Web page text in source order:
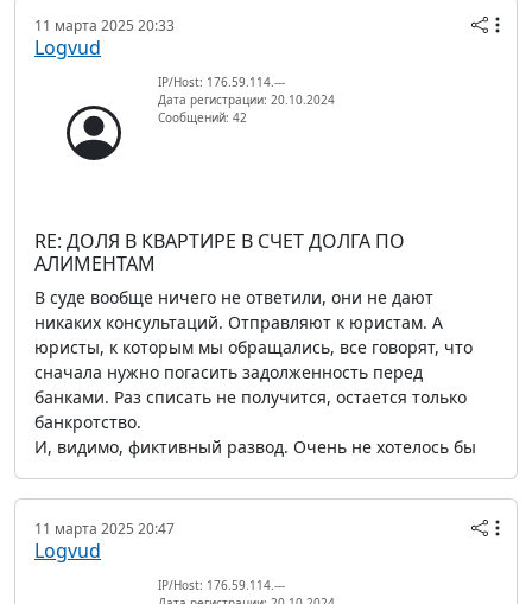
11 марта 2025 20:33
Logvud
IP/Host: 176.59.114.---
Дата регистрации: 20.10.2024
Сообщений: 42
RE: ДОЛЯ В КВАРТИРЕ В СЧЕТ ДОЛГА ПО
АЛИМЕНТАМ
В суде вообще ничего не ответили, они не дают
никаких консультаций. Отправляют к юристам. А
юристы, к которым мы обращались, все говорят, что
сначала нужно погасить задолженность перед
банками. Раз списать не получится, остается только
банкротство.
И, видимо, фиктивный развод. Очень не хотелось бы
11 марта 2025 20:47
Logvud
IP/Host: 176.59.114.---